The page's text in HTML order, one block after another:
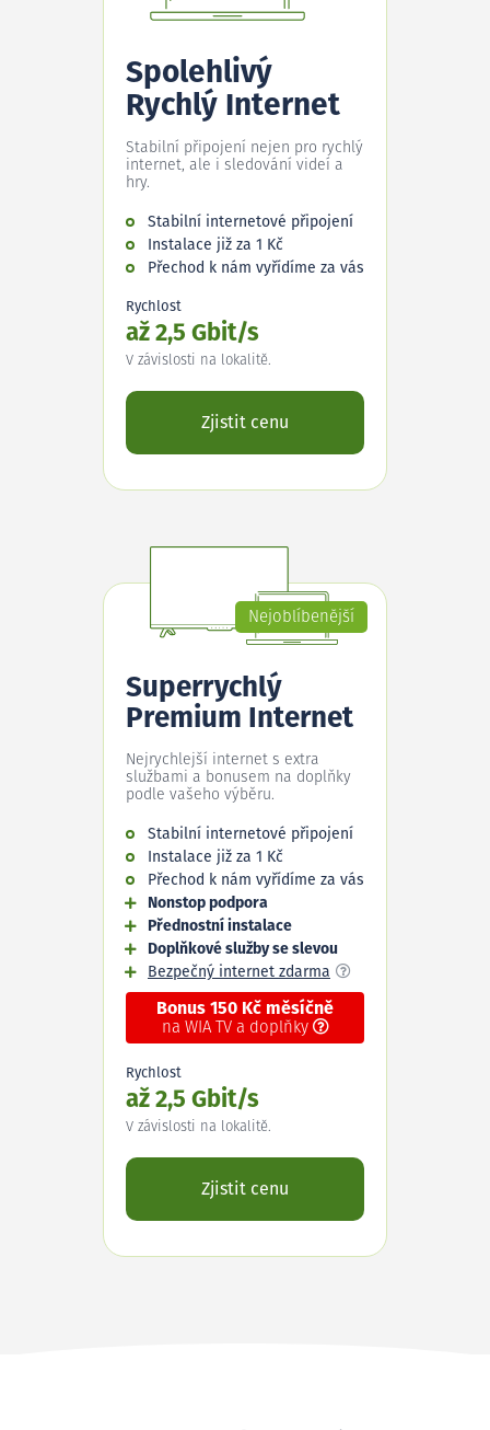
Spolehlivý
Rychlý Internet
Stabilní připojení nejen pro rychlý
internet, ale i sledování videí a
hry.
Stabilní internetové připojení
Instalace již za 1 Kč
Přechod k nám vyřídíme za vás
Rychlost
až 2,5 Gbit/s
V závislosti na lokalitě.
Zjistit cenu
Nejoblíbenější
Superrychlý
Premium Internet
Nejrychlejší internet s extra
službami a bonusem na doplňky
podle vašeho výběru.
Stabilní internetové připojení
Instalace již za 1 Kč
Přechod k nám vyřídíme za vás
Nonstop podpora
Přednostní instalace
Doplňkové služby se slevou
Bezpečný internet zdarma
Bonus 150 Kč měsíčně
na WIA TV a doplňky
Rychlost
až 2,5 Gbit/s
V závislosti na lokalitě.
Zjistit cenu